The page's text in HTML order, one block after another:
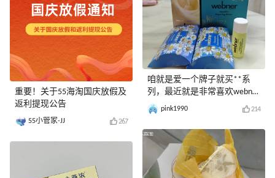
重要！关于55海淘国庆放假及
返利提现公告
55小管家-JJ 267
咱就是爱一个牌子就买**系
列，最近就是非常喜欢webner
这个品牌！
pink1990 214